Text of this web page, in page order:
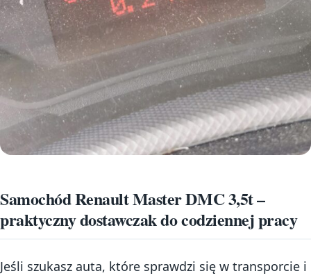
Samochód Renault Master DMC 3,5t –
praktyczny dostawczak do codziennej pracy
Jeśli szukasz auta, które sprawdzi się w transporcie i